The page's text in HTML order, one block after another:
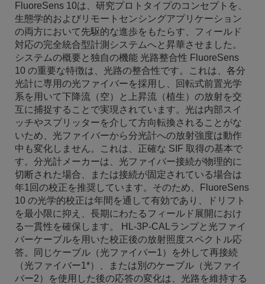
FluoreSens 10は、研究プロトタイプのコンセプトを、
生態学的およびリモートセンシングアプリケーション
の両方において先駆的な進歩をもたらす、フィールド
対応の完全統合型計測システムへと昇華させました。
システムの概要と独自の機能 光路整合性 FluoreSens
10 の重要な特徴は、光路の整合性です。これは、各分
光計に専用の光ファイバーを採用し、回転式前置光学
系を用いて下降流（空）と上昇流（植生）の放射を交
互に捕捉することで実現されています。光は内部スイ
ッチやスプリッターを介して方向転換されることがな
いため、光ファイバーから分光計への放射強度は動作
中も変化しません。これは、正確な SIF 取得の基本で
す。分光計メーカーは、光ファイバー接続が物理的に
切断された場合、または接続が固定されている場合は
年1回の校正を推奨しています。そのため、FluoreSens
10 の光学的校正は年間を通して有効であり、ドリフト
を最小限に抑え、長期にわたるフィールド展開におけ
る一貫性を確保します。 HL-3P-CALランプと光ファイ
バーケーブルを用いた校正後の放射照度スペクトル応
答。同じケーブル（光ファイバー1）を外して再接続
（光ファイバー1*）、または別のケーブル（光ファイ
バー2）を使用した後の応答の変化は、光路を維持する